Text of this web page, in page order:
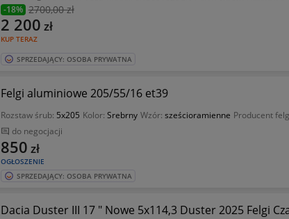
-18% 2700,00 zł
KUP TERAZ
2 200 zł
SPRZEDAJĄCY: OSOBA PRYWATNA
Felgi aluminiowe 205/55/16 et39
Rozstaw śrub: 5x205 Kolor: Srebrny Wzór: sześcioramienne Producent
do negocjacji
OGŁOSZENIE
850 zł
SPRZEDAJĄCY: OSOBA PRYWATNA
Dacia Duster III 17 " Nowe 5x114,3 Duster 2025 Felgi